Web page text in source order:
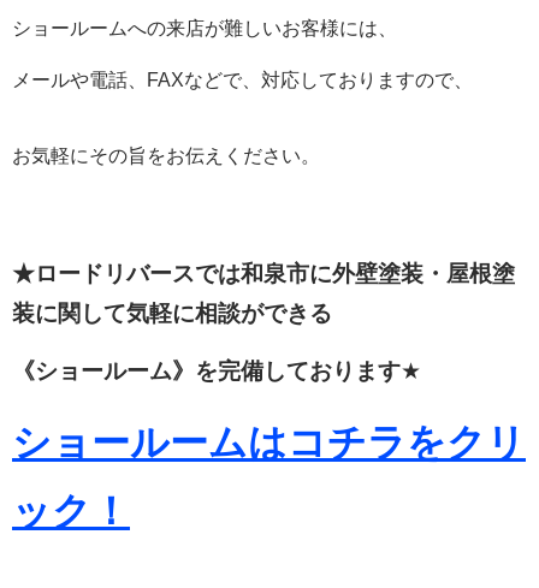
ショールームへの来店が難しいお客様には、
メールや電話、FAXなどで、対応しておりますので、
お気軽にその旨をお伝えください。
★ロードリバースでは和泉市に外壁塗装・屋根塗
装に関して気軽に相談ができる
《ショールーム》を完備しております★
ショールームはコチラをクリ
ック！